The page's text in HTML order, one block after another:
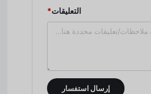
التعليقات*